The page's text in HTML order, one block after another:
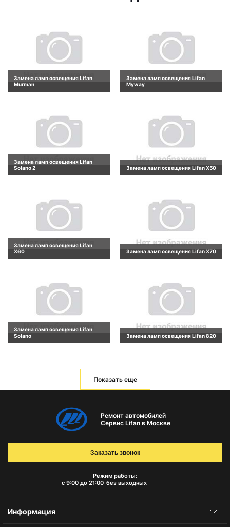
Замена ламп освещения Lifan
Murman
Замена ламп освещения Lifan
Myway
Замена ламп освещения Lifan
Solano 2
Замена ламп освещения Lifan X50
Замена ламп освещения Lifan
X60
Замена ламп освещения Lifan X70
Замена ламп освещения Lifan
Solano
Замена ламп освещения Lifan 820
Показать еще
Ремонт автомобилей
Сервис Lifan в Москве
Режим работы:
с 9:00 до 21:00 без выходных
Заказать звонок
Информация